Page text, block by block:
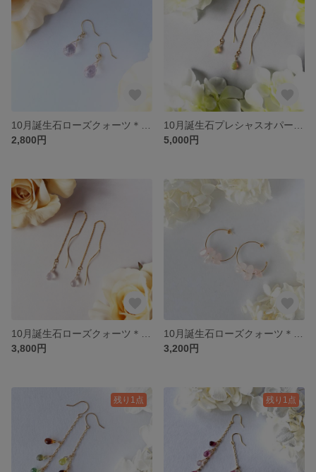
2,800円
5,000円
3,800円
3,200円
残り1点 残り1点